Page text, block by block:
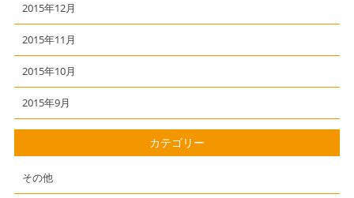
2015年12月
2015年11月
2015年10月
2015年9月
カテゴリー
その他